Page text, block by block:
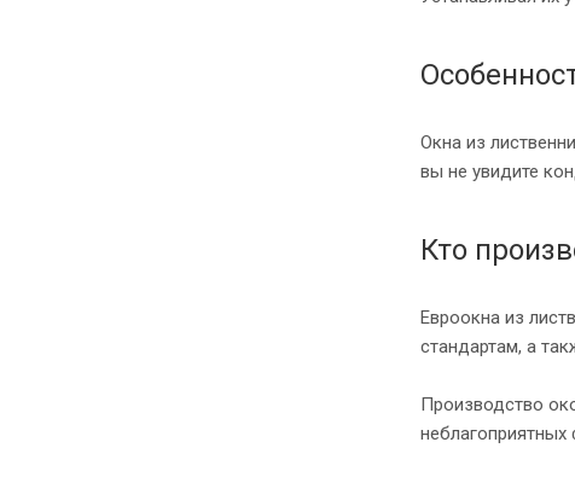
Окна из
вы не увидите
Кто
Евроокна из
стандартам, а
Производство
неблагоприятных